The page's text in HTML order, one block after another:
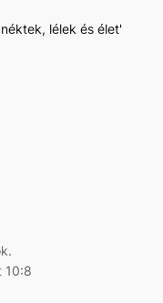
lélek és élet'
10:8